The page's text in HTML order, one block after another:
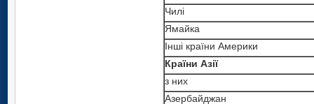
Чилі
Ямайка
Інші країни Америки
Країни Азії
з них
Азербайджан